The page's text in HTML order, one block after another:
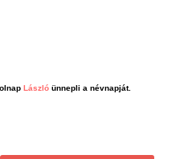
László ünnepli a névnapját.